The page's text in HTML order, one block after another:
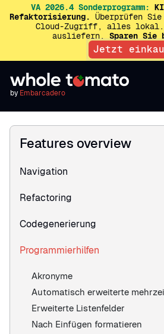
VA 2026.4 Sonderprogramm:
Refaktorisierung. Überprüfen
Cloud-Zugriff, alles lokal.
ausliefern. Sparen Sie
Jetzt
by Embarcadero
Features overview
Navigation
Refactoring
Codegenerierung
Programmierhilfen
Akronyme
Automatisch erweiterte
Erweiterte Listenfelder
Nach Einfügen formatieren